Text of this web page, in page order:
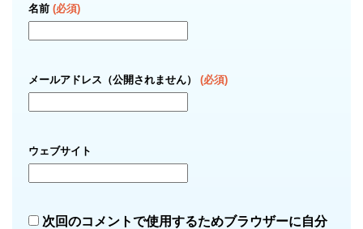
名前 (必須)
メールアドレス（公開されません） (必須)
ウェブサイト
次回のコメントで使用するためブラウザーに自分